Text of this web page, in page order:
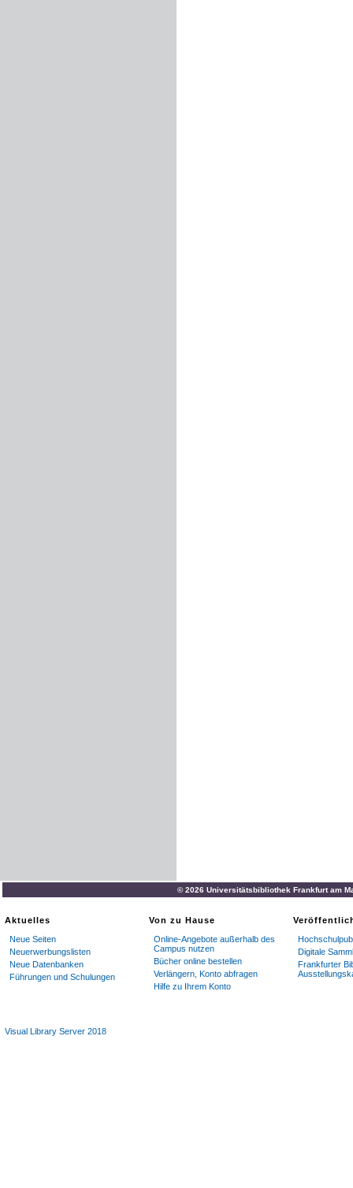
© 2026 Universitätsbibliothek Frankfurt am
Aktuelles
Neue Seiten
Neuerwerbungslisten
Neue Datenbanken
Führungen und Schulungen
Von zu Hause
Online-Angebote außerhalb des
Campus nutzen
Bücher online bestellen
Verlängern, Konto abfragen
Hilfe zu Ihrem Konto
Digitale
Frankfurter
Visual Library Server 2018